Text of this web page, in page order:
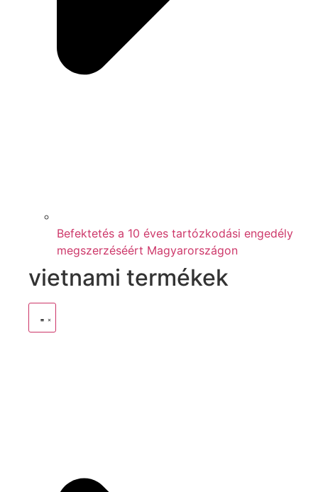
Befektetés a 10 éves tartózkodási engedély
megszerzéséért Magyarországon
vietnami termékek